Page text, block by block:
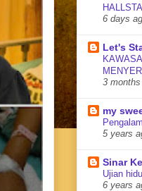
6 days
Let's
3
my
5 years
Sinar
Ujian
6 years